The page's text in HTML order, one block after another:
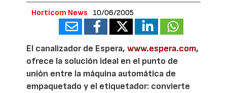
Horticom News 10/06/2005
El canalizador de Espera,www.espera.com,
ofrece la solución ideal en el punto de
unión entre Ia máquina automática de
empaquetado y el etiquetador: convierte